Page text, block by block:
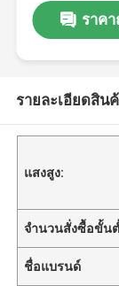
ราค
รายละเอียดสิน
แสงสูง:
จำนวนสั่งซื้อขั้น
ชื่อแบรนด์